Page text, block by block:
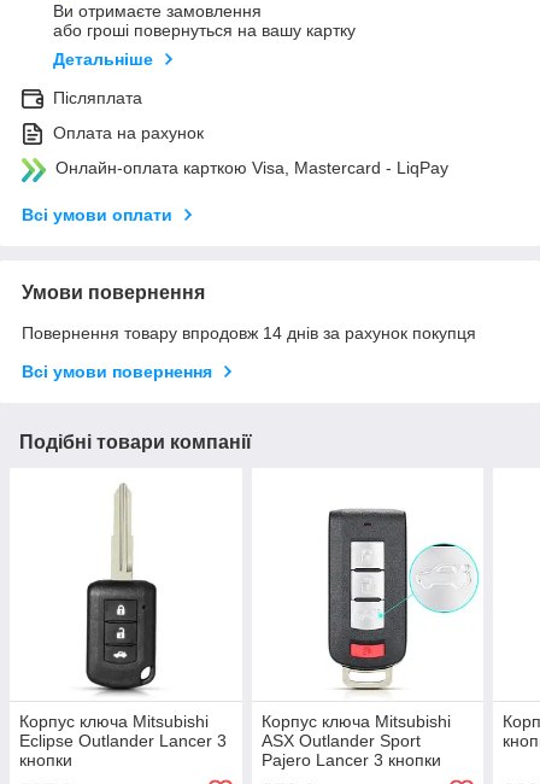
Ви отримаєте замовлення
або гроші повернуться на вашу картку
Детальніше
Післяплата
Оплата на рахунок
Онлайн-оплата карткою Visa, Mastercard - LiqPay
Всі умови оплати
Умови повернення
Повернення товару впродовж 14 днів за рахунок покупця
Всі умови повернення
Подібні товари компанії
Корпус ключа Mitsubishi
Eclipse Outlander Lancer 3
кнопки
Корпус ключа Mitsubishi
ASX Outlander Sport
Pajero Lancer 3 кнопки